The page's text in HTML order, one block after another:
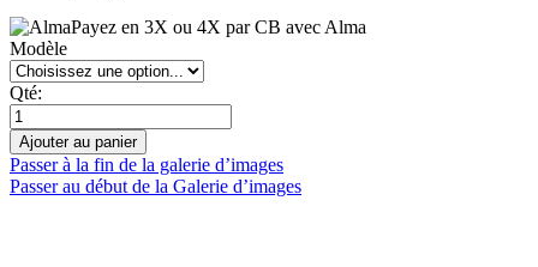
Payez en 3X ou 4X par CB avec Alma
Modèle
Qté:
Ajouter au panier
Passer à la fin de la galerie d’images
Passer au début de la Galerie d’images